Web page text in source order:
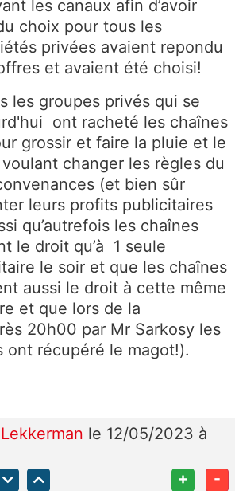
les canaux afin d’avoir
choix pour tous les
privées avaient repondu
et avaient été choisi!
les groupes privés qui se
ont racheté les chaînes
grossir et faire la pluie et le
changer les règles du
(et bien sûr
leurs profits publicitaires
qu’autrefois les chaînes
le droit qu’à 1 seule
le soir et que les chaînes
aussi le droit à cette même
et que lors de la
20h00 par Mr Sarkosy les
ont récupéré le magot!).
Lekkerman le 12/05/2023 à
+ -